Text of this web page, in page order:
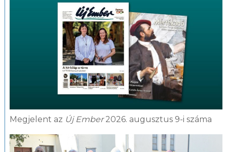
Megjelent az Új Ember2026. augusztus 9-i száma